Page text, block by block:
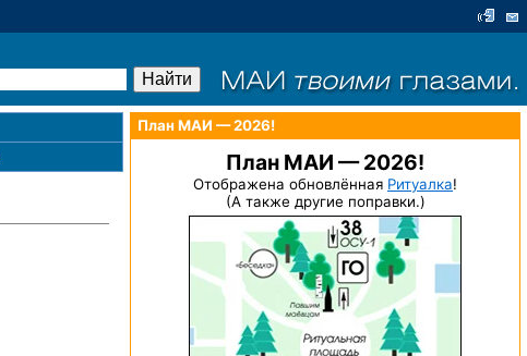
План МАИ — 2026!
План МАИ — 2026!
Отображена обновлённая Ритуалка!
(А также другие поправки.)